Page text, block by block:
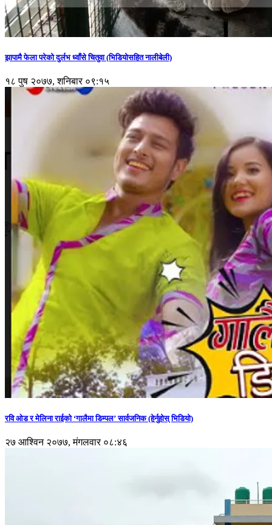
झापामै फेला परेको दुर्लभ ध्वाँसे चितुवा (भिडियोसहित नालीबेली)
१८ पुष २०७७, शनिबार ०९:१५
रवि ओड र मेलिना राईको ‘गालैमा डिम्पल’ सार्वजनिक (हेर्नुहोस् भिडियो)
२७ आश्विन २०७७, मंगलवार ०८:४६